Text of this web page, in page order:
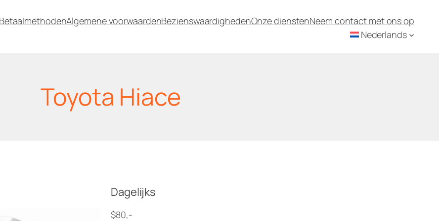
BetaalmethodenAlgemene voorwaardenBezienswaardighedenOnze dienstenNeem contact met ons op
Nederlands
Toyota Hiace
Dagelijks
$80,-